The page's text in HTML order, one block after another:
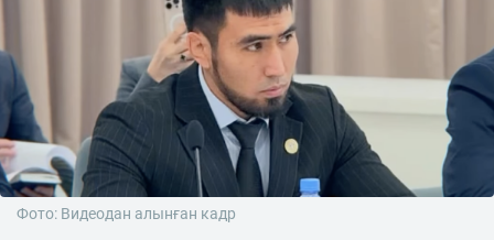
Фото: Видеодан алынған кадр